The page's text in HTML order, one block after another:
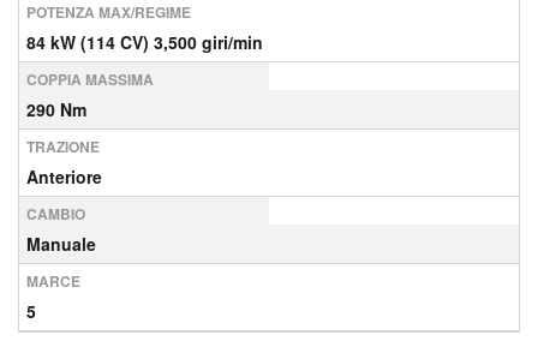
POTENZA MAX/REGIME
84 kW (114 CV) 3,500 giri/min
COPPIA MASSIMA
290 Nm
TRAZIONE
Anteriore
CAMBIO
Manuale
MARCE
5